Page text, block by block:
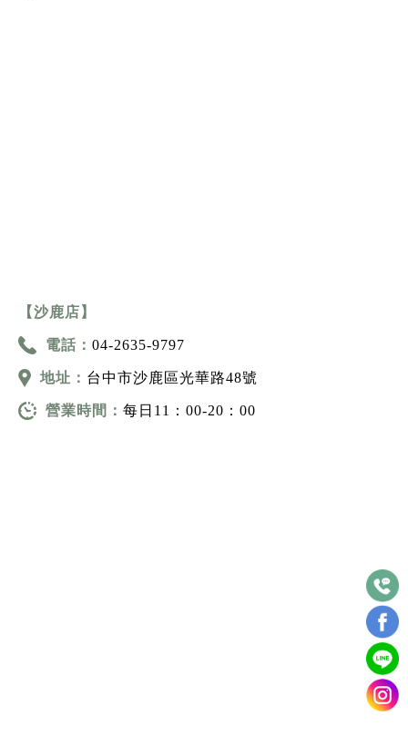
【沙鹿店】
電話： 04-2635-9797
地址： 台中市沙鹿區光華路48號
營業時間： 每日11：00-20：00